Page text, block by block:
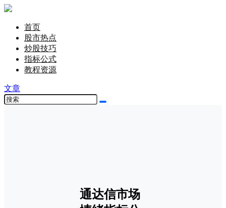
首页
股市热点
炒股技巧
指标公式
教程资源
文章
通达信市场